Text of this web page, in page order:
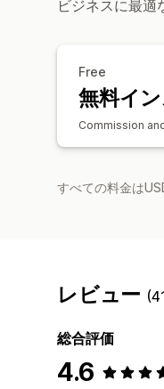
ビジネスに最適
Free
無料イ
Commission
すべての料金は
レビュー
総合評価
4.6